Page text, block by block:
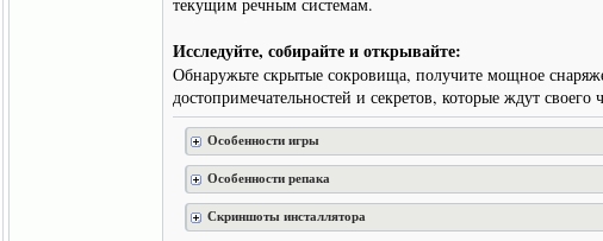
Исследуйте, собирайте и открывайте:
Обнаружьте скрытые сокровища, получите мощное
достопримечательностей и секретов, которые ждут своего
Особенности игры
Особенности репака
Скриншоты инсталлятора